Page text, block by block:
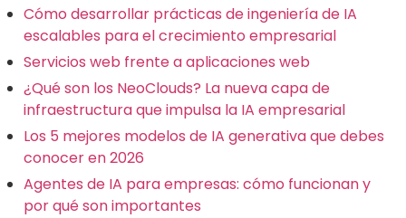
Cómo desarrollar prácticas de ingeniería de IA
escalables para el crecimiento empresarial
Servicios web frente a aplicaciones web
¿Qué son los NeoClouds? La nueva capa de
infraestructura que impulsa la IA empresarial
Los 5 mejores modelos de IA generativa que debes
conocer en 2026
Agentes de IA para empresas: cómo funcionan y
por qué son importantes